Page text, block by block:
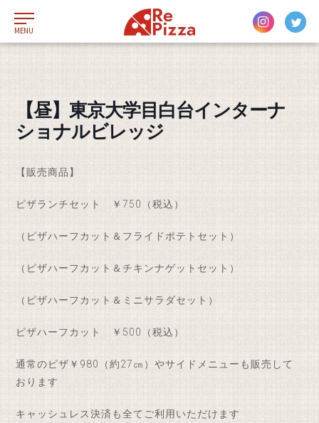
MENU
【昼】東京大学目白台インターナ
ショナルビレッジ
【販売商品】
ピザランチセット ￥750（税込）
（ピザハーフカット＆フライドポテトセット）
（ピザハーフカット＆チキンナゲットセット）
（ピザハーフカット＆ミニサラダセット）
ピザハーフカット ￥500（税込）
通常のピザ￥980（約27㎝）やサイドメニューも販売して
おります
キャッシュレス決済も全てご利用いただけます